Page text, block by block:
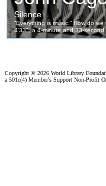
Copyright © 2026 World Library
a 501c(4) Member's Support Non-Profit